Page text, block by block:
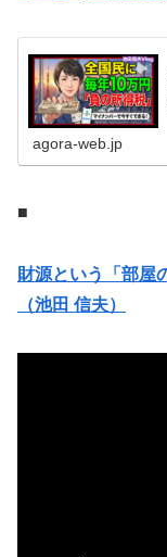
agora-web.jp
■
財源という「部屋
（池田 信夫）